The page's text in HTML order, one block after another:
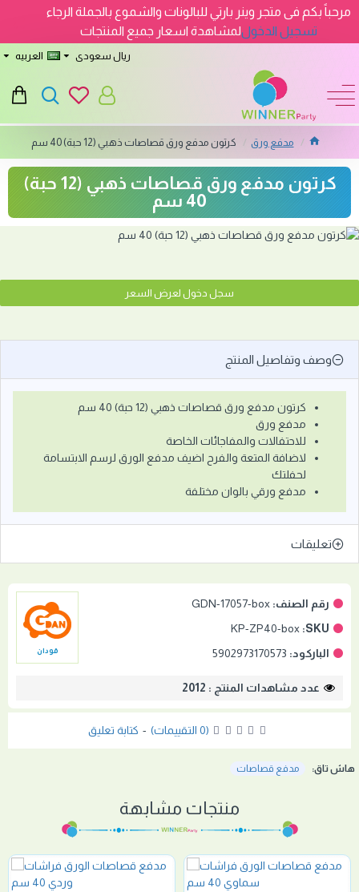
مرحباً بكم فى متجر وينر بارتي للبالونات والشموع بالجملة الرجاء
تسجيل الدخوللمشاهدة اسعار جميع المنتجات
ريال سعودى العربيه
مدفع ورق كرتون مدفع ورق قصاصات ذهبي (12 حبة) 40 سم
كرتون مدفع ورق قصاصات ذهبي (12 حبة)
40 سم
رقم الصنف: GDN-17057-box
SKU:
KP-ZP40-box
الباركود: 5902973170573 قودان
عدد مشاهدات المنتج : 2012
(0 التقييمات) - كتابة تعليق
سجل دخول لعرض السعر
وصف وتفاصيل المنتج
كرتون مدفع ورق قصاصات ذهبي (12 حبة) 40 سم
مدفع ورق
للاحتفالات والمفاجائات الخاصة
لاضافة المتعة والفرح اضيف مدفع الورق لرسم الابتسامة
لحفلتك
مدفع ورقي بالوان مختلفة
تعليقات
هاش تاق: مدفع قصاصات
منتجات مشابهة